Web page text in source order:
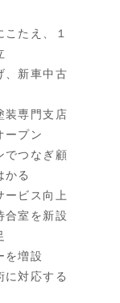
たえ、１
、新車中古
装専門支店
ープン
でつなぎ顧
かる
ービス向上
合室を新設
を増設
に対応する